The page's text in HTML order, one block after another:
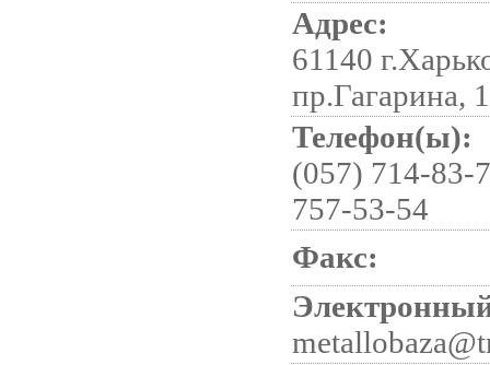
Адрес:
61140
пр.Гагарина,
Телефон(ы):
(057) 714-83-
757-53-54
Факс: